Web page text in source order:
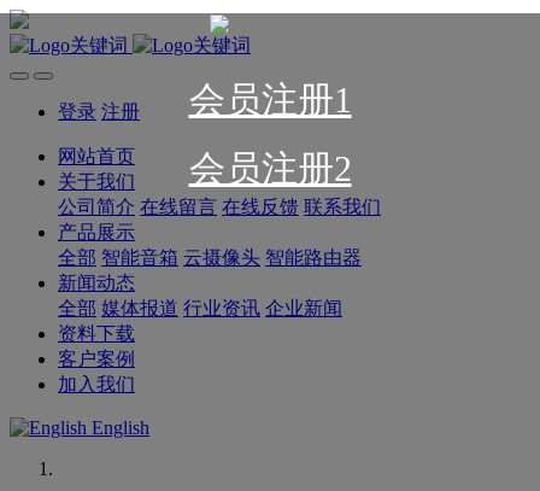
会员注册1
会员注册2
登录 注册
网站首页
关于我们
公司简介 在线留言 在线反馈 联系我们
产品展示
全部 智能音箱 云摄像头 智能路由器
新闻动态
全部 媒体报道 行业资讯 企业新闻
资料下载
客户案例
加入我们
English